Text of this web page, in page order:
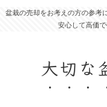
盆栽の売却をお考えの方の参考
安心して高価
大切な